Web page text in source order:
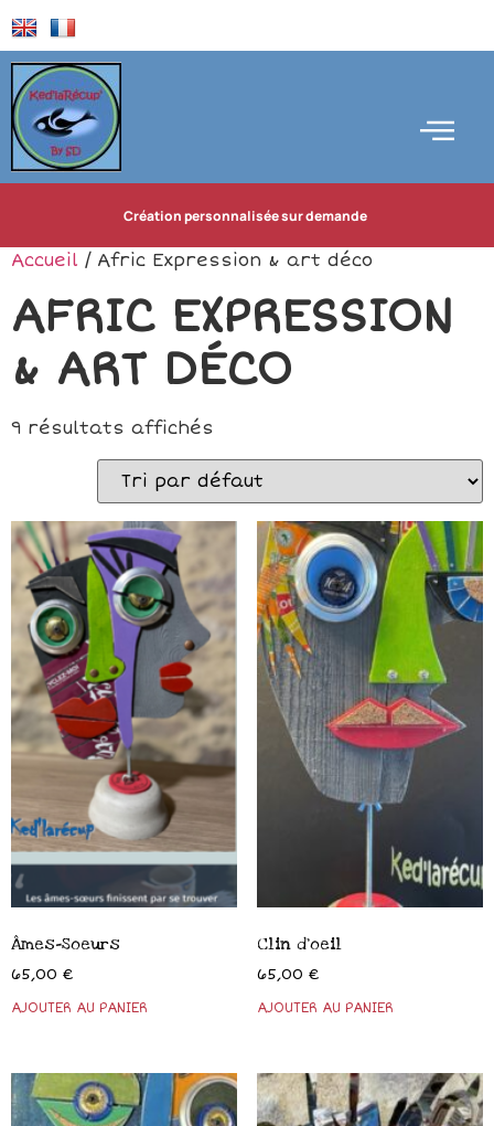
Création personnalisée sur demande
Accueil / Afric Expression & art déco
AFRIC EXPRESSION
& ART DÉCO
9 résultats affichés
Âmes-Soeurs
65,00 €
Clin d’oeil
65,00 €